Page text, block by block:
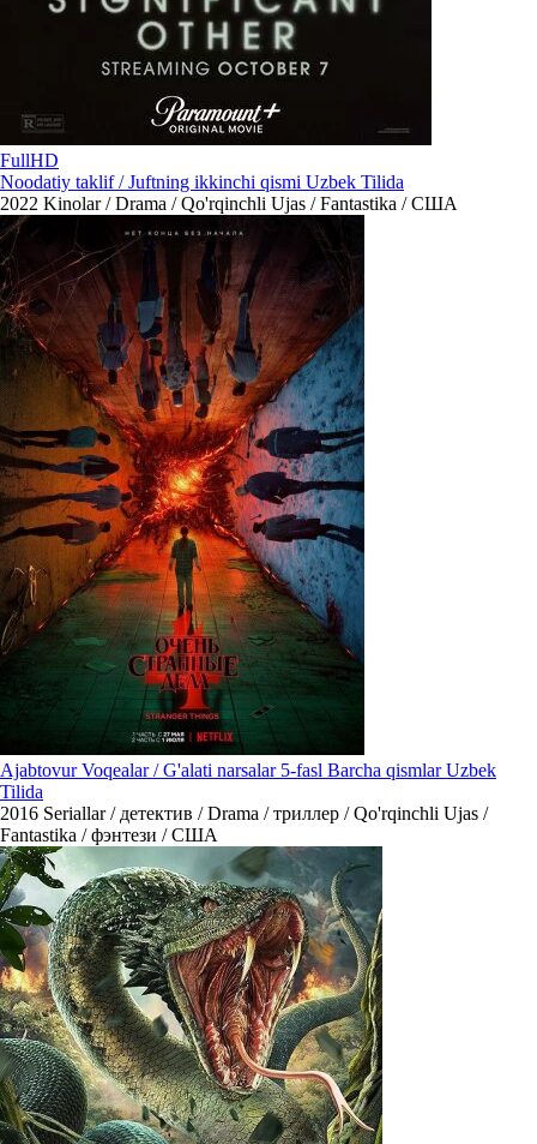
FullHD
Noodatiy taklif / Juftning ikkinchi qismi Uzbek Tilida
2022 Kinolar / Drama / Qo'rqinchli Ujas / Fantastika / США
Ajabtovur Voqealar / G'alati narsalar 5-fasl Barcha qismlar Uzbek
Tilida
2016 Seriallar / детектив / Drama / триллер / Qo'rqinchli Ujas /
Fantastika / фэнтези / США